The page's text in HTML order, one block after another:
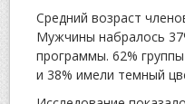
Средний возраст
Мужчины набралось
программы. 62%
и 38% имели темный